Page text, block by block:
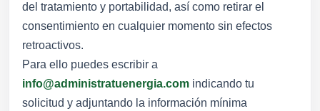
del tratamiento y portabilidad, así como retirar el
consentimiento en cualquier momento sin efectos
retroactivos.
Para ello puedes escribir a
info@administratuenergia.com indicando tu
solicitud y adjuntando la información mínima